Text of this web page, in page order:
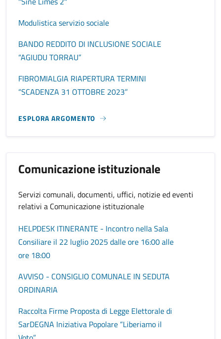
Modulistica servizio sociale
BANDO REDDITO DI INCLUSIONE SOCIALE
“AGIUDU TORRAU”
FIBROMIALGIA RIAPERTURA TERMINI
“SCADENZA 31 OTTOBRE 2023”
ESPLORA ARGOMENTO
Comunicazione istituzionale
Servizi comunali, documenti, uffici, notizie ed eventi
relativi a Comunicazione istituzionale
HELPDESK ITINERANTE - Incontro nella Sala
Consiliare il 22 luglio 2025 dalle ore 16:00 alle
ore 18:00
AVVISO - CONSIGLIO COMUNALE IN SEDUTA
ORDINARIA
Raccolta Firme Proposta di Legge Elettorale di
SarDEGNA Iniziativa Popolare “Liberiamo il